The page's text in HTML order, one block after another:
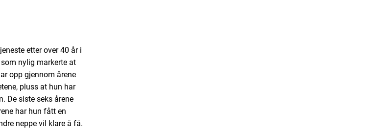
etter over 40 år i
som nylig markerte at
opp gjennom årene
pluss at hun har
De siste seks årene
har hun fått en
neppe vil klare å få.